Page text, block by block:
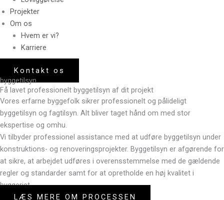
Projekter
Om os
Hvem er vi?
Karriere
Kontakt os
byggetilsyn
Få lavet professionelt byggetilsyn af dit projekt
Vores erfarne byggefolk sikrer professionelt og pålideligt
byggetilsyn og fagtilsyn. Alt bliver taget hånd om med stor
ekspertise og omhu.
Vi tilbyder professionel assistance med at udføre byggetilsyn under
konstruktions- og renoveringsprojekter. Byggetilsyn er afgørende for
at sikre, at arbejdet udføres i overensstemmelse med de gældende
regler og standarder samt for at opretholde en høj kvalitet i
byggeriet.
LÆS MERE OM PROCESSEN